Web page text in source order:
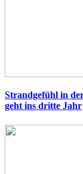
Strandgefühl in
geht ins dritte Jahr